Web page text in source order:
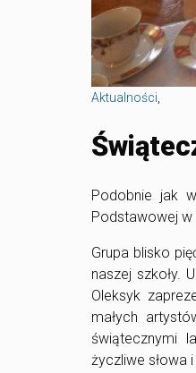
Aktualności
Podobnie jak
Podstawowej w
Grupa blisko
naszej szkoły.
Oleksyk
małych
świątecznymi
życzliwe słowa